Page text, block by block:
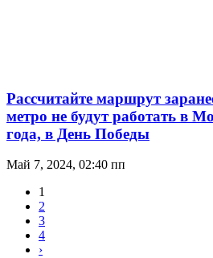
Рассчитайте маршрут
метро не будут работать в
года, в День Победы
Май 7, 2024, 02:40 пп
1
2
3
4
›